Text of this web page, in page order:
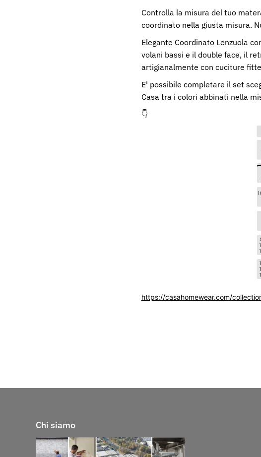
Controlla la misura del tuo
coordinato nella giusta misura.
Elegante Coordinato Lenzuola
volani bassi e il double face, il
artigianalmente con cuciture
E' possibile completare il set
Casa tra i colori abbinati nella
👇
https://casahomewear.com/
Chi siamo